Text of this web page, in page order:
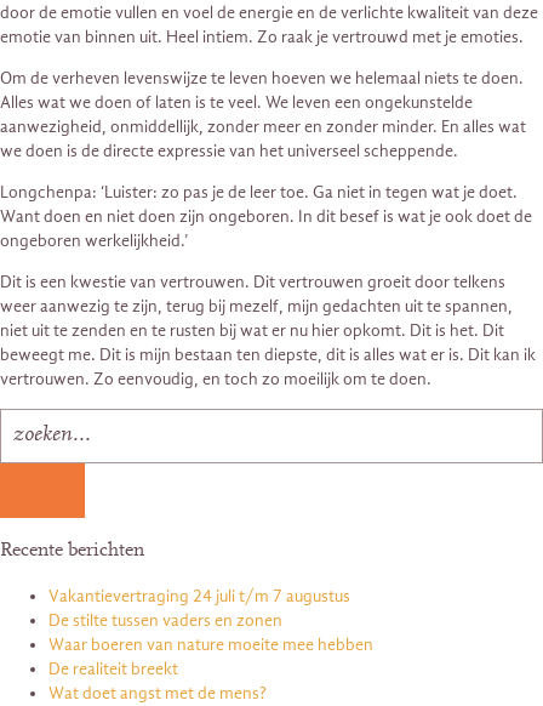
door de emotie vullen en voel de energie en de verlichte kwaliteit van deze
emotie van binnen uit. Heel intiem. Zo raak je vertrouwd met je emoties.
Om de verheven levenswijze te leven hoeven we helemaal niets te doen.
Alles wat we doen of laten is te veel. We leven een ongekunstelde
aanwezigheid, onmiddellijk, zonder meer en zonder minder. En alles wat
we doen is de directe expressie van het universeel scheppende.
Longchenpa: ‘Luister: zo pas je de leer toe. Ga niet in tegen wat je doet.
Want doen en niet doen zijn ongeboren. In dit besef is wat je ook doet de
ongeboren werkelijkheid.’
Dit is een kwestie van vertrouwen. Dit vertrouwen groeit door telkens
weer aanwezig te zijn, terug bij mezelf, mijn gedachten uit te spannen,
niet uit te zenden en te rusten bij wat er nu hier opkomt. Dit is het. Dit
beweegt me. Dit is mijn bestaan ten diepste, dit is alles wat er is. Dit kan ik
vertrouwen. Zo eenvoudig, en toch zo moeilijk om te doen.
Recente berichten
Vakantievertraging 24 juli t/m 7 augustus
De stilte tussen vaders en zonen
Waar boeren van nature moeite mee hebben
De realiteit breekt
Wat doet angst met de mens?